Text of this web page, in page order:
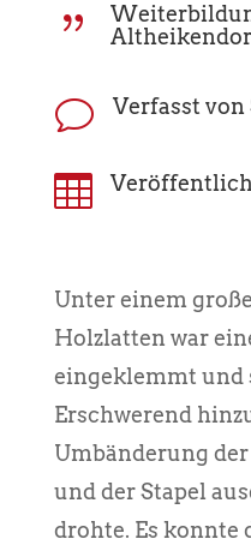
{
v Verfasst von

Unter einem
Holzlatten war
eingeklemmt und
Erschwerend
Umbänderung
und der Stapel
drohte. Es konnte